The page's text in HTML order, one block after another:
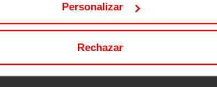
Personalizar
Rechazar